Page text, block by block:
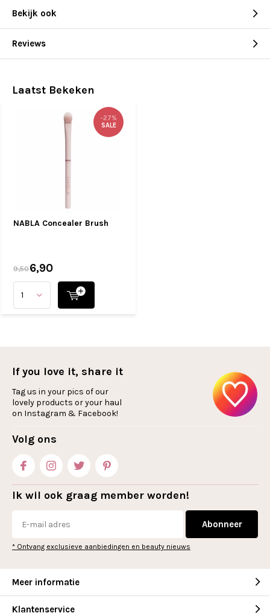
Bekijk ook
Reviews
Laatst Bekeken
NABLA Concealer Brush
-27%
SALE
9,506,90
If you love it, share it
Tag us in your pics of our
lovely products or your haul
on Instagram & Facebook!
Volg ons
Ik wil ook graag member worden!
Abonneer
* Ontvang exclusieve aanbiedingen en beauty nieuws
Meer informatie
Klantenservice